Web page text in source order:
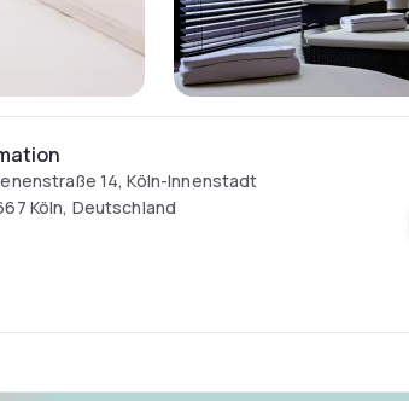
14, Köln-Innenstadt
Köln, Deutschland